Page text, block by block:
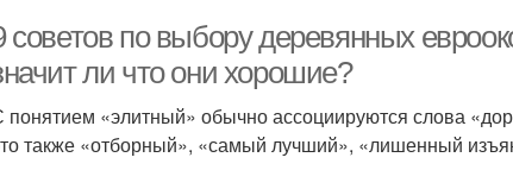
советов по выбору деревянных
ли что они хорошие?
понятием «элитный» обычно ассоциируются слова
также «отборный», «самый лучший», «лишенный